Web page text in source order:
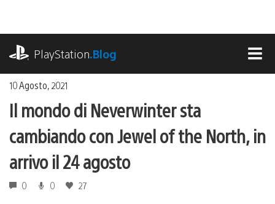
contenuto
PlayStation.Blog
10 Agosto, 2021
Il mondo di Neverwinter sta
cambiando con Jewel of the North, in
arrivo il 24 agosto
0 0 27